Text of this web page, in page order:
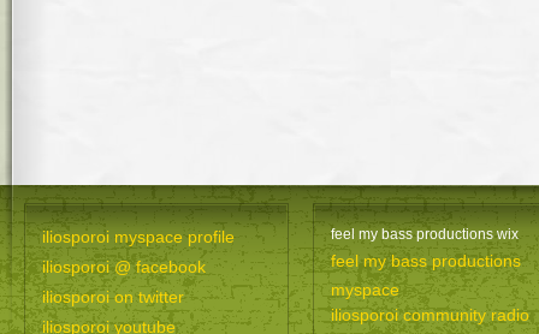
iliosporoi myspace profile
iliosporoi @ facebook
iliosporoi on twitter
iliosporoi youtube
feel my bass productions wix
feel my bass productions
myspace
iliosporoi community radio